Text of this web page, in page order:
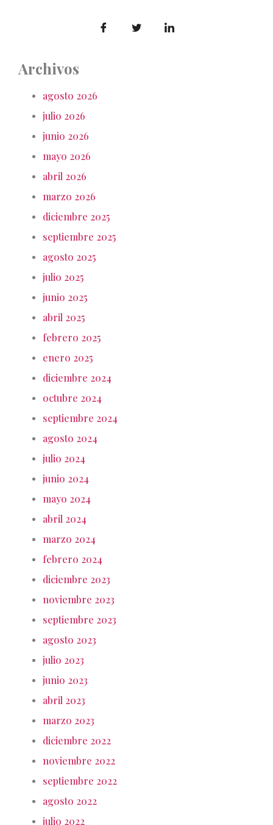
Archivos
agosto 2026
julio 2026
junio 2026
mayo 2026
abril 2026
marzo 2026
diciembre 2025
septiembre 2025
agosto 2025
julio 2025
junio 2025
abril 2025
febrero 2025
enero 2025
diciembre 2024
octubre 2024
septiembre 2024
agosto 2024
julio 2024
junio 2024
mayo 2024
abril 2024
marzo 2024
febrero 2024
diciembre 2023
noviembre 2023
septiembre 2023
agosto 2023
julio 2023
junio 2023
abril 2023
marzo 2023
diciembre 2022
noviembre 2022
septiembre 2022
agosto 2022
julio 2022